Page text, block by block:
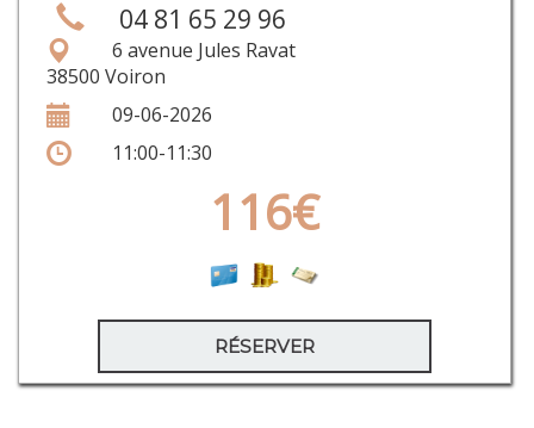
04 81 65 29 96
6 avenue Jules Ravat
38500 Voiron
09-06-2026
11:00-11:30
116€
RÉSERVER